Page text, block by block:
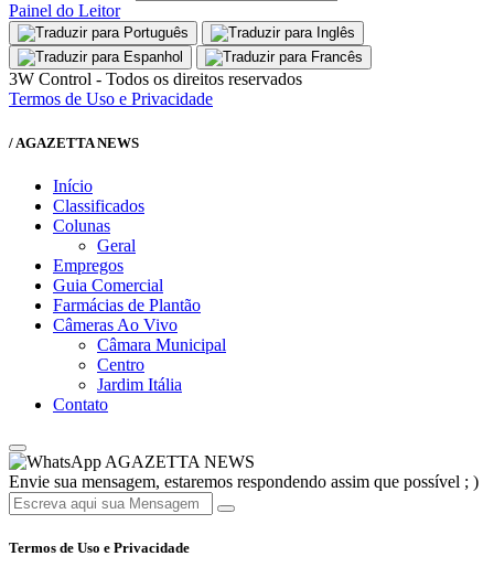
Painel do Leitor
3W Control - Todos os direitos reservados
Termos de Uso e Privacidade
/ AGAZETTA NEWS
Início
Classificados
Colunas
Geral
Empregos
Guia Comercial
Farmácias de Plantão
Câmeras Ao Vivo
Câmara Municipal
Centro
Jardim Itália
Contato
AGAZETTA NEWS
Envie sua mensagem, estaremos respondendo assim que possível ; )
Termos de Uso e Privacidade